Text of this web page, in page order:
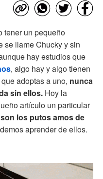
tener un pequeño
se llame Chucky y sin
hay estudios que
, algo hay y algo tienen
adoptas a uno, nunca
sin ellos. Hoy la
artículo un particular
son los putos amos de
aprender de ellos.